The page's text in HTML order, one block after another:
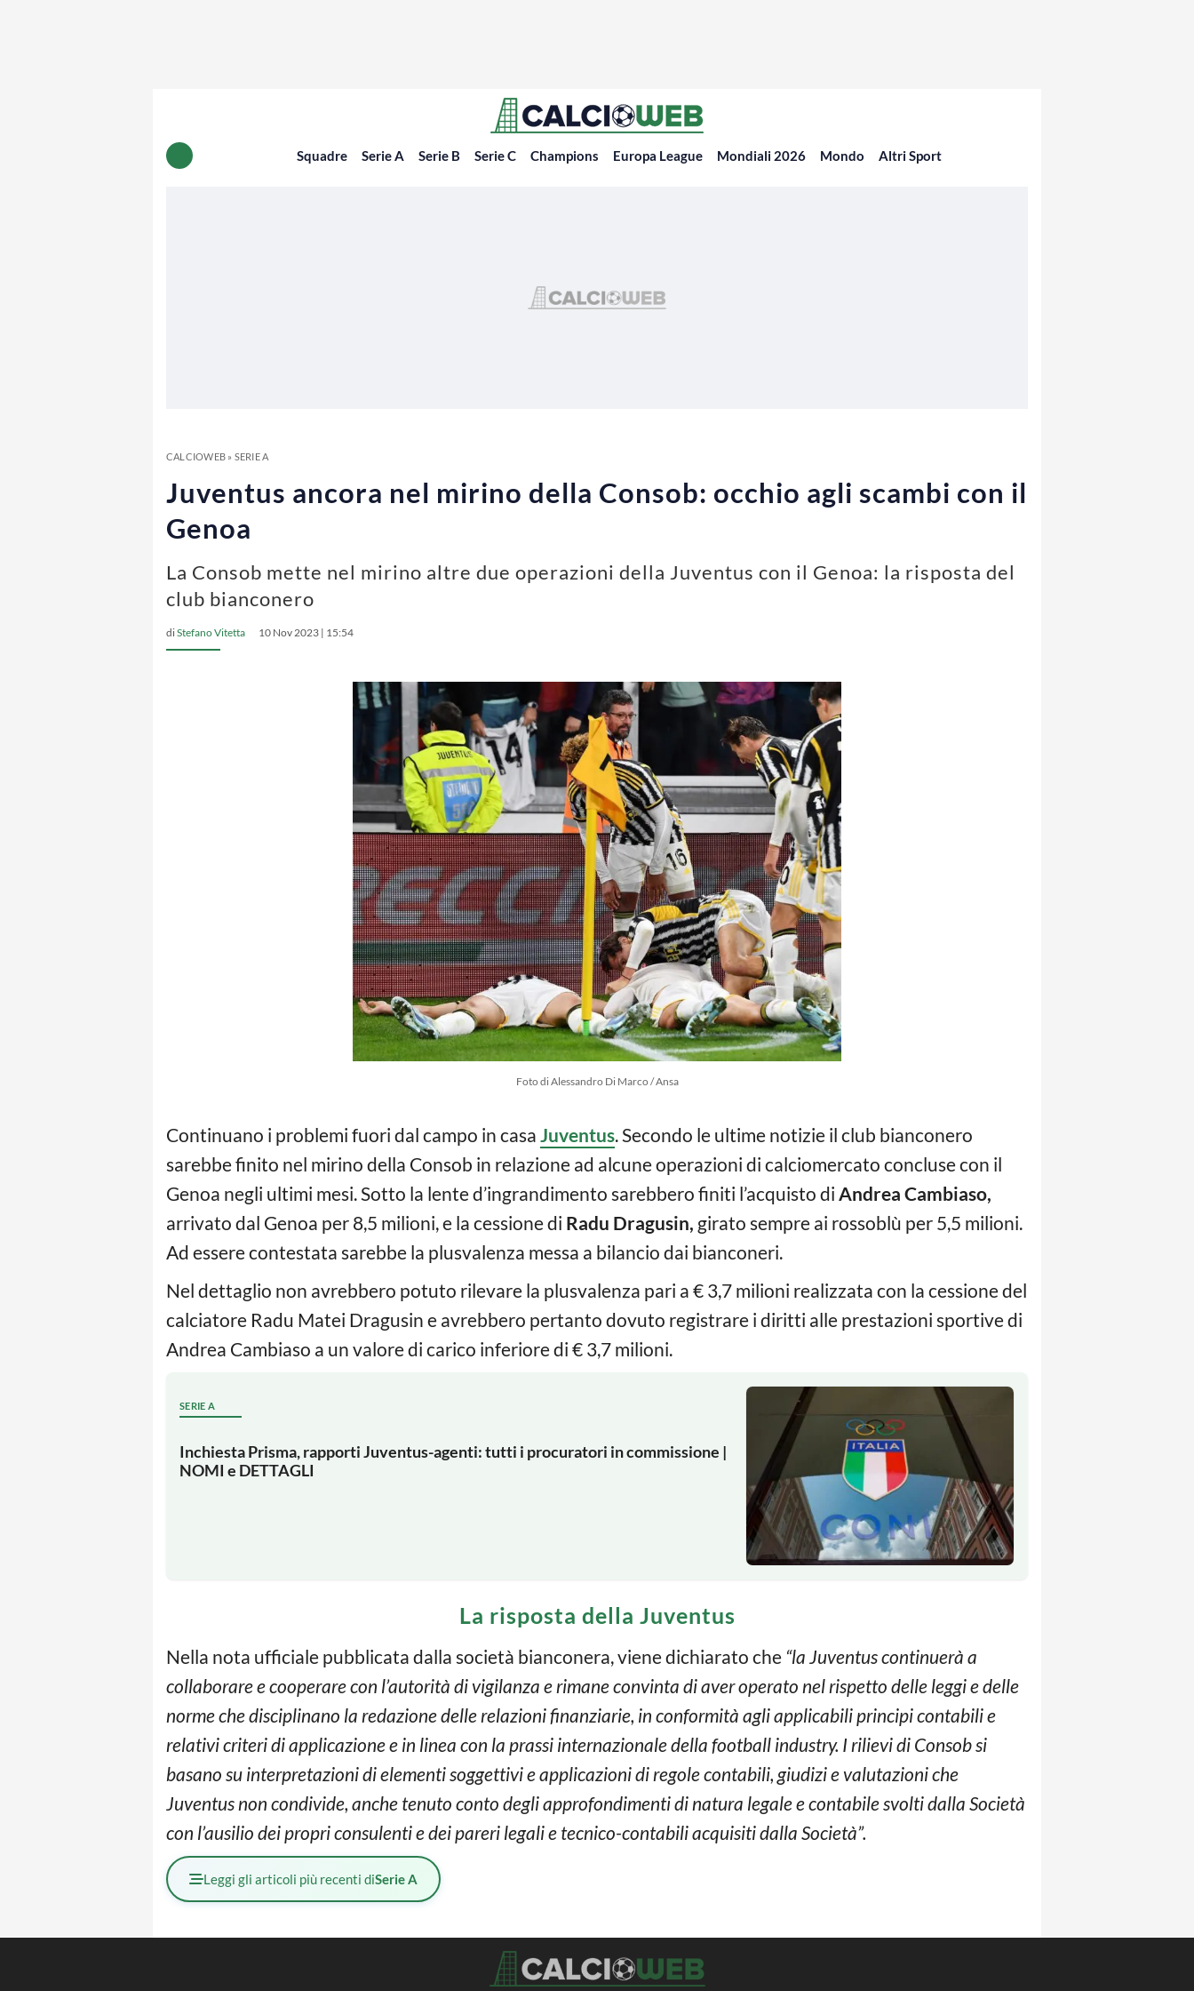
Squadre Serie A Serie B Serie C Champions Europa League Mondiali 2026 Mondo Altri Sport
CALCIOWEB» SERIE A
Juventus ancora nel mirino della Consob: occhio agli scambi con il
Genoa
La Consob mette nel mirino altre due operazioni della Juventus con il Genoa: la risposta del
club bianconero
diStefano Vitetta 10 Nov 2023 | 15:54
Foto di Alessandro Di Marco / Ansa
Continuano i problemi fuori dal campo in casa Juventus. Secondo le ultime notizie il club bianconero
sarebbe finito nel mirino della Consob in relazione ad alcune operazioni di calciomercato concluse con il
Genoa negli ultimi mesi. Sotto la lente d’ingrandimento sarebbero finiti l’acquisto di Andrea Cambiaso,
arrivato dal Genoa per 8,5 milioni, e la cessione di Radu Dragusin, girato sempre ai rossoblù per 5,5 milioni.
Ad essere contestata sarebbe la plusvalenza messa a bilancio dai bianconeri.
Nel dettaglio non avrebbero potuto rilevare la plusvalenza pari a € 3,7 milioni realizzata con la cessione del
calciatore Radu Matei Dragusin e avrebbero pertanto dovuto registrare i diritti alle prestazioni sportive di
Andrea Cambiaso a un valore di carico inferiore di € 3,7 milioni.
SERIE A
Inchiesta Prisma, rapporti Juventus-agenti: tutti i procuratori in commissione |
NOMI e DETTAGLI
La risposta della Juventus
Nella nota ufficiale pubblicata dalla società bianconera, viene dichiarato che “la Juventus continuerà a
collaborare e cooperare con l’autorità di vigilanza e rimane convinta di aver operato nel rispetto delle leggi e delle
norme che disciplinano la redazione delle relazioni finanziarie, in conformità agli applicabili principi contabili e
relativi criteri di applicazione e in linea con la prassi internazionale della football industry. I rilievi di Consob si
basano su interpretazioni di elementi soggettivi e applicazioni di regole contabili, giudizi e valutazioni che
Juventus non condivide, anche tenuto conto degli approfondimenti di natura legale e contabile svolti dalla Società
con l’ausilio dei propri consulenti e dei pareri legali e tecnico-contabili acquisiti dalla Società”.
Leggi gli articoli più recenti diSerie A